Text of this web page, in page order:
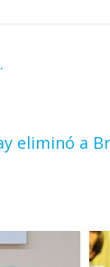
eliminó a